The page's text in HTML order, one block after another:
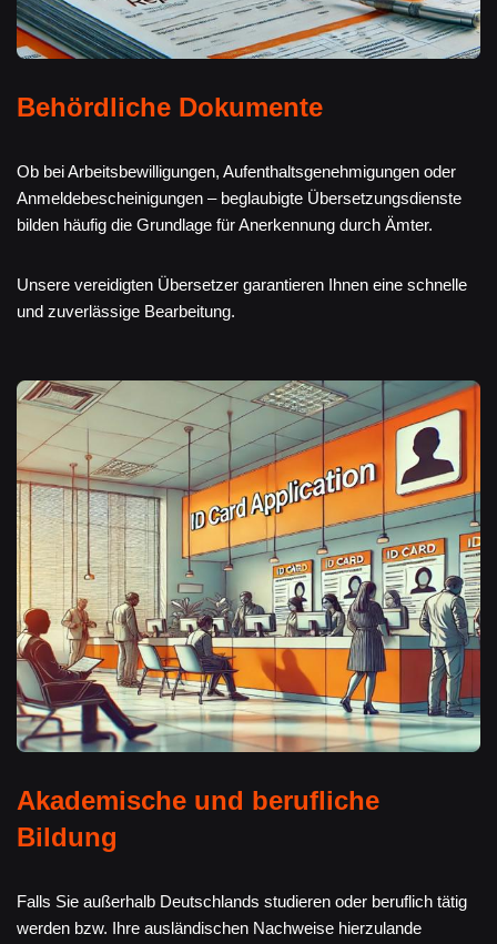
Behördliche Dokumente
Ob bei Arbeitsbewilligungen, Aufenthaltsgenehmigungen oder
Anmeldebescheinigungen – beglaubigte Übersetzungsdienste
bilden häufig die Grundlage für Anerkennung durch Ämter.
Unsere vereidigten Übersetzer garantieren Ihnen eine schnelle
und zuverlässige Bearbeitung.
Akademische und berufliche
Bildung
Falls Sie außerhalb Deutschlands studieren oder beruflich tätig
werden bzw. Ihre ausländischen Nachweise hierzulande